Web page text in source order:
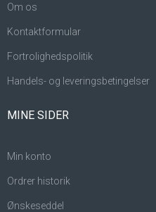
Om os
Kontaktformular
Fortrolighedspolitik
Handels- og leveringsbetingelser
MINE SIDER
Min konto
Ordrer historik
Ønskeseddel